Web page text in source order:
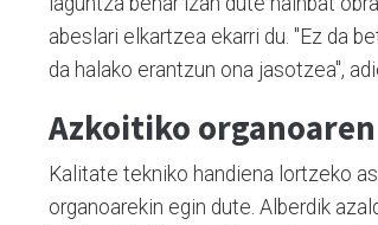
abeslari elkartzea ekarri du. "Ez da
da halako erantzun ona jasotzea",
Azkoitiko
Kalitate tekniko handiena lortzeko
organoarekin egin dute. Alberdik